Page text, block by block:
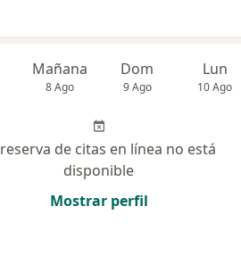
Mañana
8 Ago
Dom
9 Ago
Lun
10 Ago
de citas en línea no está
disponible
Mostrar perfil